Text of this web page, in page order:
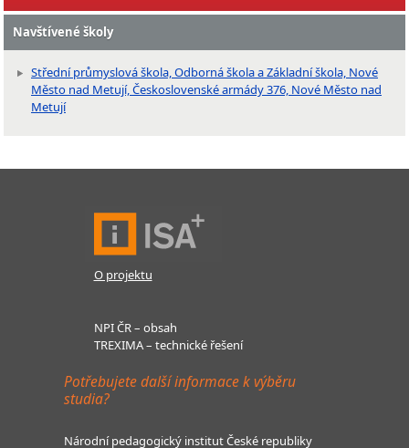
Navštívené školy
Střední průmyslová škola, Odborná škola a Základní škola, Nové
Město nad Metují, Československé armády 376, Nové Město nad
Metují
O projektu
NPI ČR – obsah
TREXIMA – technické řešení
Potřebujete další informace k výběru
studia?
Národní pedagogický institut České republiky